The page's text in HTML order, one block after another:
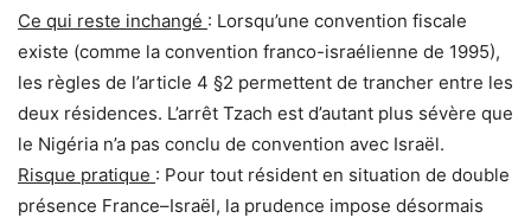
Ce qui reste inchangé : Lorsqu’une convention fiscale
existe (comme la convention franco-israélienne de 1995),
les règles de l’article 4 §2 permettent de trancher entre les
deux résidences. L’arrêt Tzach est d’autant plus sévère que
le Nigéria n’a pas conclu de convention avec Israël.
Risque pratique : Pour tout résident en situation de double
présence France–Israël, la prudence impose désormais